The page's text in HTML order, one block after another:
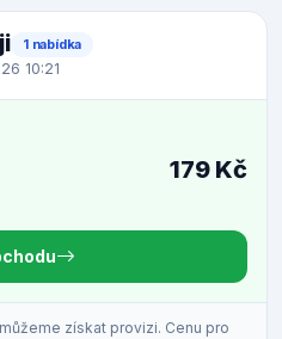
1 nabídka
10:21
179 Kč
získat provizi. Cenu pro